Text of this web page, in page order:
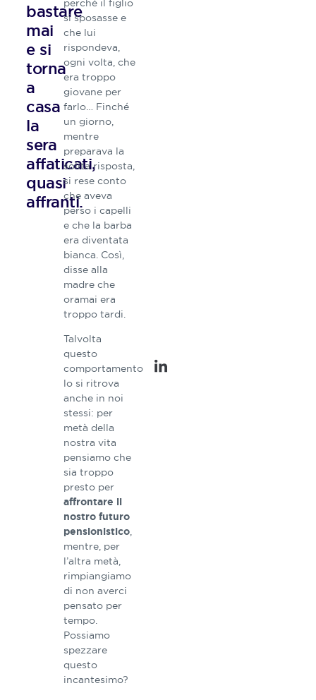
bastare
mai
e si
torna
a
casa
la
sera
affaticati,
quasi
affranti.
si sposasse e
che lui
rispondeva,
ogni volta, che
era troppo
giovane per
farlo… Finché
un giorno,
mentre
preparava la
solita risposta,
si rese conto
che aveva
perso i capelli
e che la barba
era diventata
bianca. Così,
disse alla
madre che
oramai era
troppo tardi.
Talvolta
questo
comportamento
lo si ritrova
anche in noi
stessi: per
metà della
nostra vita
pensiamo che
sia troppo
presto per
affrontare il
nostro futuro
pensionistico,
mentre, per
l’altra metà,
rimpiangiamo
di non averci
pensato per
tempo.
Possiamo
spezzare
questo
incantesimo?